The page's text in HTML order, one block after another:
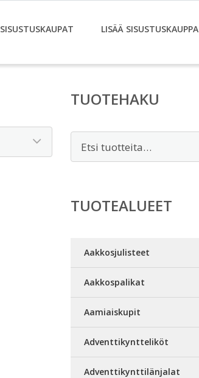
SISUSTUSKAUPAT LISÄÄ SISUSTUSKAUPPA
TUOTEHAKU
TUOTEALUEET
Aakkosjulisteet
Aakkospalikat
Aamiaiskupit
Adventtikyntteliköt
Adventtikynttilänjalat